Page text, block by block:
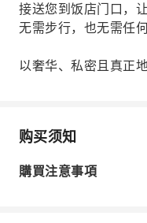
接送您到饭店门口，
无需步行，也无需任何
以奢华、私密且真正
购买须知
購買注意事項